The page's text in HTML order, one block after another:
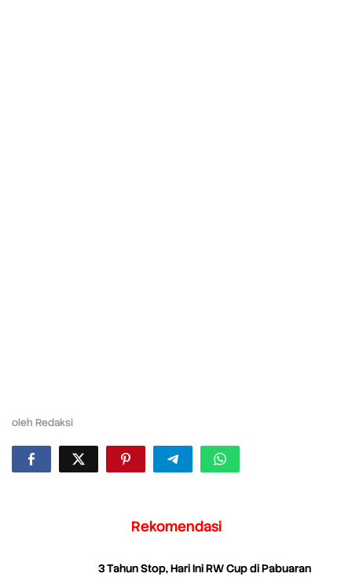
oleh Redaksi
Rekomendasi
3 Tahun Stop, Hari Ini RW Cup di Pabuaran